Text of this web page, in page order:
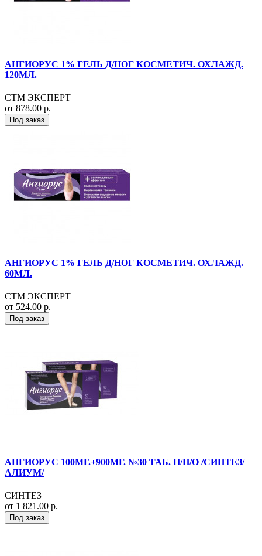
АНГИОРУС 1% ГЕЛЬ Д/НОГ КОСМЕТИЧ. ОХЛАЖД.
120МЛ.
СТМ ЭКСПЕРТ
от 878.00 р.
Под заказ
АНГИОРУС 1% ГЕЛЬ Д/НОГ КОСМЕТИЧ. ОХЛАЖД.
60МЛ.
СТМ ЭКСПЕРТ
от 524.00 р.
Под заказ
АНГИОРУС 100МГ.+900МГ. №30 ТАБ. П/П/О /СИНТЕЗ/
АЛИУМ/
СИНТЕЗ
от 1 821.00 р.
Под заказ